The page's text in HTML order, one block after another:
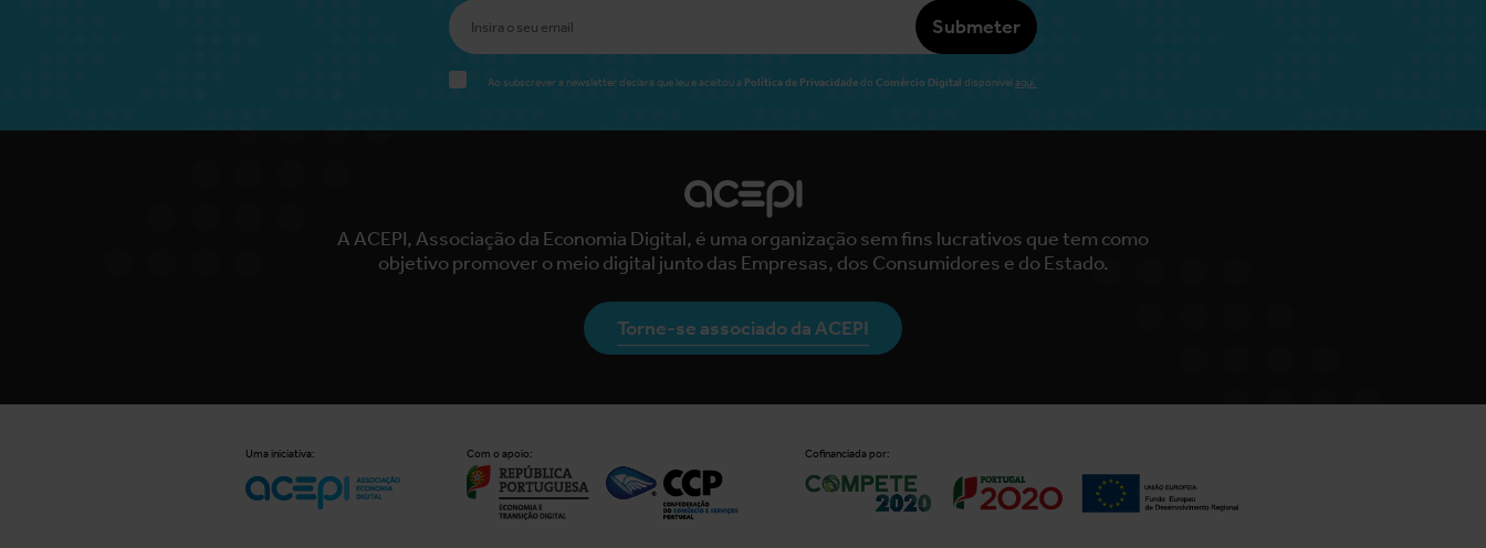
Submeter
Ao subscrever a newsletter declara que leu e aceitou a Política de Privacidadedo Comércio Digital disponívelaqui.
A ACEPI, Associação da Economia Digital, é uma organização sem fins lucrativos que tem como
objetivo promover o meio digital junto das Empresas, dos Consumidores e do Estado.
Torne-se associado da ACEPI
Uma iniciativa: Com o apoio: Cofinanciada por: